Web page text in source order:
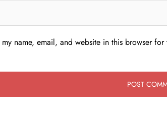
my name, email, and website in this browser